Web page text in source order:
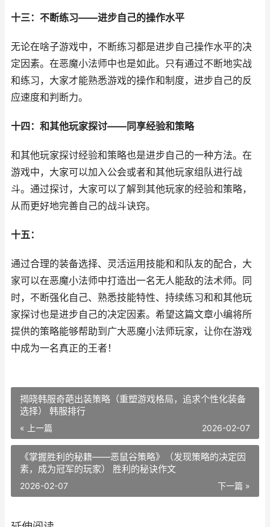
十三：不断练习——进步自己的操作水平
无论在啥子游戏中，不断练习都是进步自己操作水平的决
定因素。在恶魔小法师中也是如此。只有通过不断地实战
和练习，大家才能熟悉游戏的操作和制度，进步自己的反
应速度和判断力。
十四：和其他玩家探讨——同享经验和策略
和其他玩家探讨经验和策略也是进步自己的一种方法。在
游戏中，大家可以加入公会或者和其他玩家组队进行战
斗。通过探讨，大家可以了解到其他玩家的经验和策略，
从而更好地完善自己的战斗诀窍。
十五：
通过合理的装备选择、灵活运用技能和和队友的配合，大
家可以在恶魔小法师中打造出一名无人能敌的法术师。同
时，不断强化自己、熟悉技能特性、持续练习和和其他玩
家探讨也是进步自己的决定因素。希望这篇文章小编将所
提供的策略能够帮助到广大恶魔小法师玩家，让你在游戏
中成为一名真正的王者！
揭晓韩服奇葩出装策略（重塑游戏格局，追求个性化装备
选择） 韩服排行
« 上一篇 2026-02-07
《掌握胜利的秘籍——恶鼠谷策略》（发现策略的决定因
素，成为冠军的玩家） 胜利的秘诀作文
下一篇 »
2026-02-07